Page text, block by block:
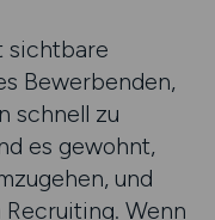
sichtbare
Bewerbenden,
schnell zu
es gewohnt,
und
Wenn